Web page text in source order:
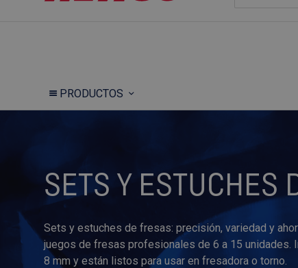
PRODUCTOS
SETS Y ESTUCHES
Sets y estuches de fresas: precisión, variedad y
juegos de fresas profesionales de 6 a 15 unidades.
8 mm y están listos para usar en fresadora o torno.